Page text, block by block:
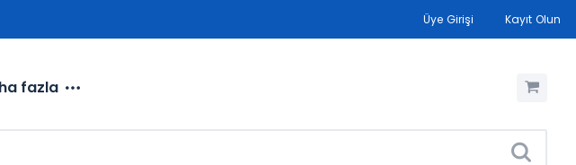
Üye Girişi Kayıt Olun
fazla